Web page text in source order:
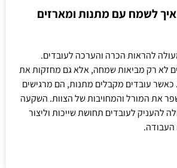
איך לשמח עם מתנות ומארזים
להראות הכרה והערכה לעובדים.
לא רק מביאות שמחה, אלא גם מחזקות את
כאשר עובדים מקבלים מתנות, הם מרגישים
את המורל והמחויבות של הצוות. השקעה
להעניק לעובדים תחושת שייכות וליצור
העבודה.